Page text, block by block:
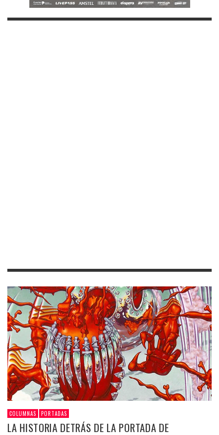
COLUMNAS PORTADAS
LA HISTORIA DETRÁS DE LA PORTADA DE